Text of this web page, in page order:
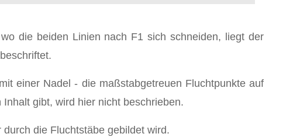
die beiden Linien nach F1 sich schneiden, liegt der
einer Nadel - die maßstabgetreuen Fluchtpunkte auf
gibt, wird hier nicht beschrieben.
die Fluchtstäbe gebildet wird.